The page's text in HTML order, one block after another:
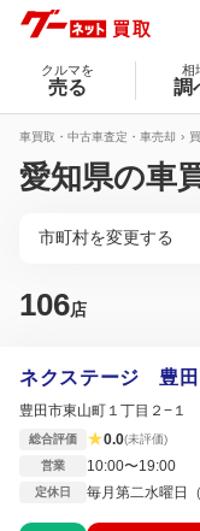
クルマを
売る
相
調
車買取・中古車査定・車売却
愛知県の車
市町村を変更する
106店
ネクステージ 豊田
豊田市東山町１丁目２−１
総合評価 ★0.0(未評価)
営業
10:00〜19:00
定休日 毎月第二水曜日